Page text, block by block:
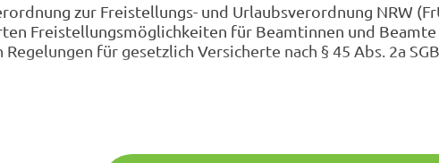
zur Freistellungs- und Urlaubsverordnung NRW
Freistellungsmöglichkeiten für Beamtinnen und
für gesetzlich Versicherte nach § 45 Abs. 2a